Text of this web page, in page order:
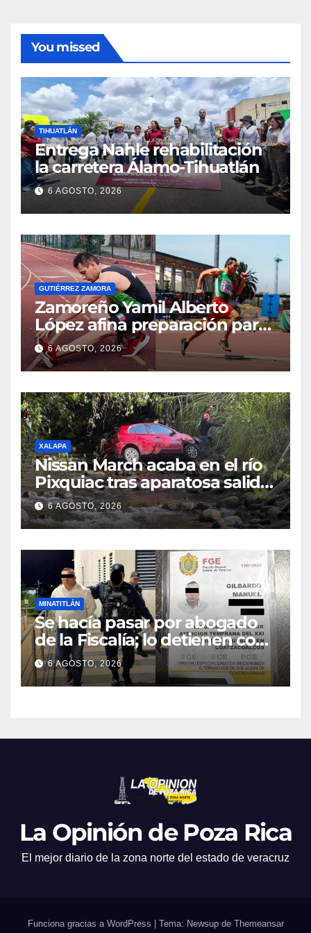
You missed
TIHUATLÁN
Entrega Nahle rehabilitación
la carretera Álamo-Tihuatlán
6 AGOSTO, 2026
GUTIÉRREZ ZAMORA
Zamoreño Yamil Alberto
López afina preparación para
participar en el Mundial
Máster de Atletismo en Corea
del Sur
6 AGOSTO, 2026
XALAPA
Nissan March acaba en el río
Pixquiac tras aparatosa salida
de camino en la carretera
Briones
6 AGOSTO, 2026
MINATITLÁN
Se hacía pasar por abogado
de la Fiscalía; lo detienen con
camioneta robada en
Minatitlán
6 AGOSTO, 2026
La Opinión de Poza Rica
El mejor diario de la zona norte del estado de veracruz
Funciona gracias a WordPress Tema: Newsup de Themeansar